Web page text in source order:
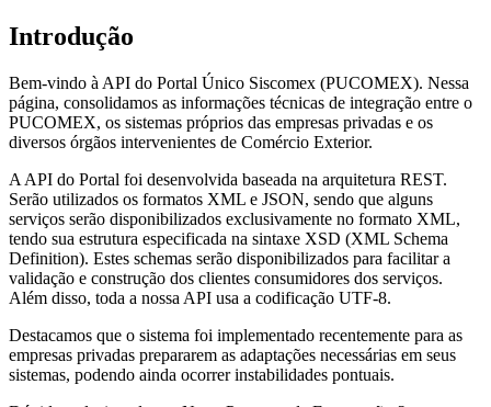
Introdução
Bem-vindo à API do Portal Único Siscomex (PUCOMEX). Nessa
página, consolidamos as informações técnicas de integração entre o
PUCOMEX, os sistemas próprios das empresas privadas e os
diversos órgãos intervenientes de Comércio Exterior.
A API do Portal foi desenvolvida baseada na arquitetura REST.
Serão utilizados os formatos XML e JSON, sendo que alguns
serviços serão disponibilizados exclusivamente no formato XML,
tendo sua estrutura especificada na sintaxe XSD (XML Schema
Definition). Estes schemas serão disponibilizados para facilitar a
validação e construção dos clientes consumidores dos serviços.
Além disso, toda a nossa API usa a codificação UTF-8.
Destacamos que o sistema foi implementado recentemente para as
empresas privadas prepararem as adaptações necessárias em seus
sistemas, podendo ainda ocorrer instabilidades pontuais.